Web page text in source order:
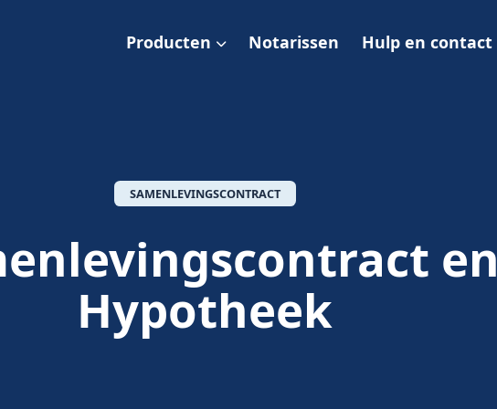
Producten Notarissen Hulp en contact
SAMENLEVINGSCONTRACT
en
Hypotheek